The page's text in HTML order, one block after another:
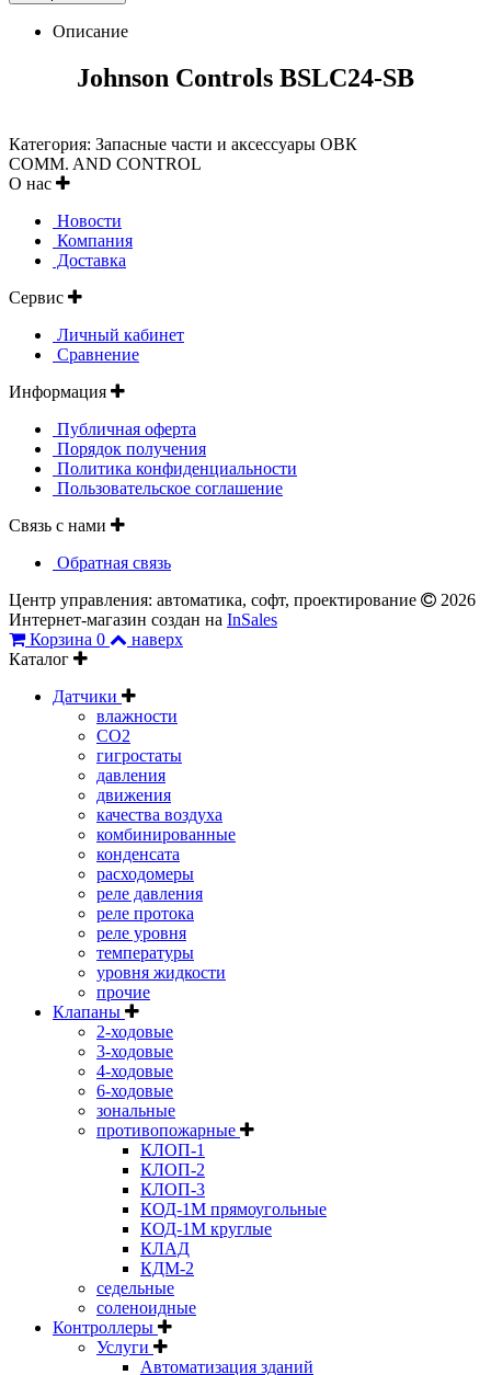
Описание
Johnson Controls BSLC24-SB
Категория: Запасные части и аксессуары ОВК
COMM. AND CONTROL
О нас
Новости
Компания
Доставка
Сервис
Личный кабинет
Сравнение
Информация
Публичная оферта
Порядок получения
Политика конфиденциальности
Пользовательское соглашение
Связь с нами
Обратная связь
Центр управления: автоматика, софт, проектирование
2026
Интернет-магазин создан на InSales
Корзина 0
наверх
Каталог
Датчики
влажности
CO2
гигростаты
давления
движения
качества воздуха
комбинированные
конденсата
расходомеры
реле давления
реле протока
реле уровня
температуры
уровня жидкости
прочие
Клапаны
2-ходовые
3-ходовые
4-ходовые
6-ходовые
зональные
противопожарные
КЛОП-1
КЛОП-2
КЛОП-3
КОД-1М прямоугольные
КОД-1М круглые
КЛАД
КДМ-2
седельные
соленоидные
Контроллеры
Услуги
Автоматизация зданий